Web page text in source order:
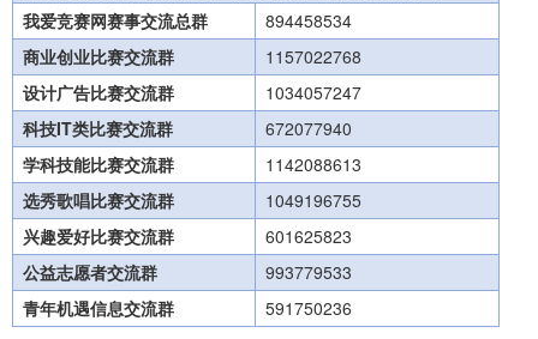
我爱竞赛网赛事交流总群
894458534
商业创业比赛交流群
1157022768
设计广告比赛交流群
1034057247
科技IT类比赛交流群
672077940
学科技能比赛交流群
1142088613
选秀歌唱比赛交流群
1049196755
兴趣爱好比赛交流群
601625823
公益志愿者交流群
993779533
青年机遇信息交流群
591750236